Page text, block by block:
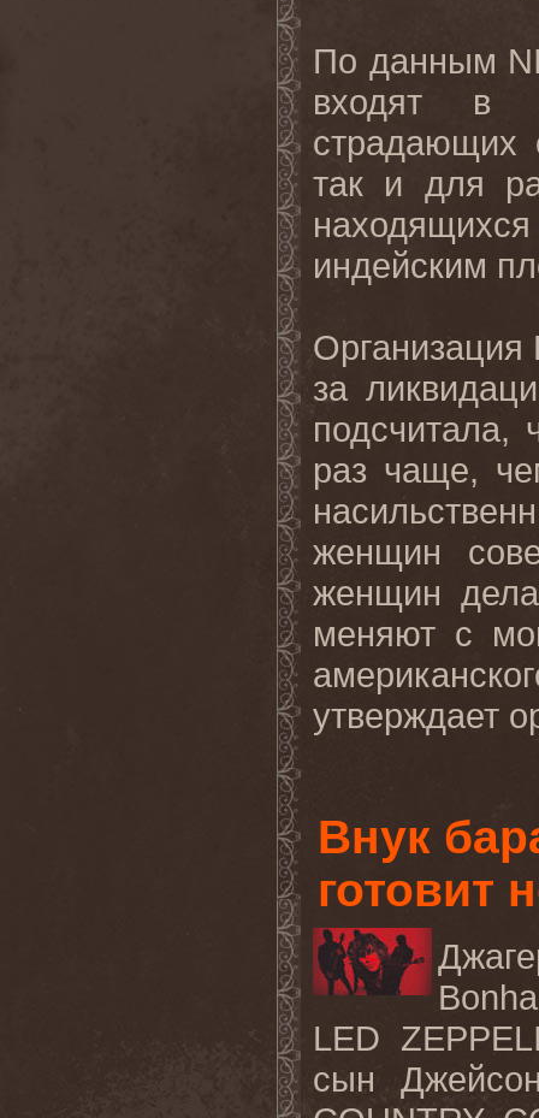
По данным
входят в
страдающих
так и для
находящихся
индейским
за
подсчитала,
раз чаще,
женщин
женщин
меняют с
утверждает
Внук
готовит
LED
сын